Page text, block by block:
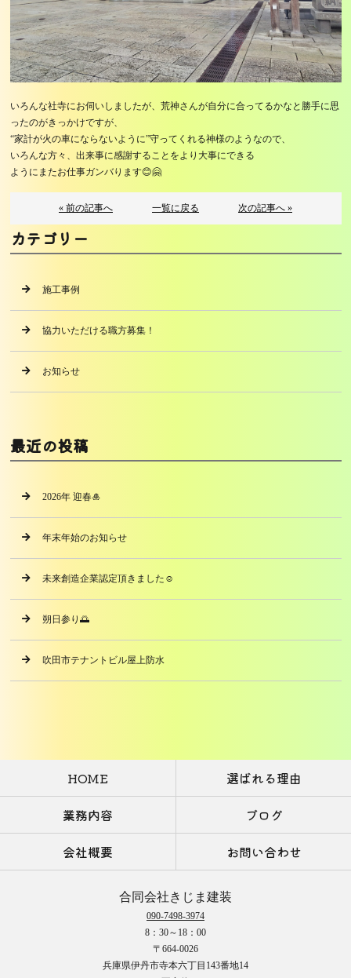
いろんな社寺にお伺いしましたが、荒神さんが自分に合ってるかなと勝手に思
ったのがきっかけですが、
“家計が火の車にならないように”守ってくれる神様のようなので、
いろんな方々、出来事に感謝することをより大事にできる
ようにまたお仕事ガンバります😊🤗
« 前の記事へ 一覧に戻る 次の記事へ »
カテゴリー
施工事例
協力いただける職方募集！
お知らせ
最近の投稿
2026年 迎春🎍
年末年始のお知らせ
未来創造企業認定頂きました☺️
朔日参り🌅
吹田市テナントビル屋上防水
HOME
選ばれる理由
業務内容
ブログ
会社概要
お問い合わせ
合同会社きじま建装
090-7498-3974
8：30～18：00
〒664-0026
兵庫県伊丹市寺本六丁目143番地14